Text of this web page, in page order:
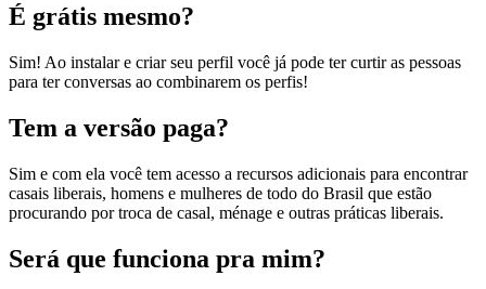
É grátis mesmo?
Sim! Ao instalar e criar seu perfil você já pode ter curtir as pessoas
para ter conversas ao combinarem os perfis!
Tem a versão paga?
Sim e com ela você tem acesso a recursos adicionais para encontrar
casais liberais, homens e mulheres de todo do Brasil que estão
procurando por troca de casal, ménage e outras práticas liberais.
Será que funciona pra mim?